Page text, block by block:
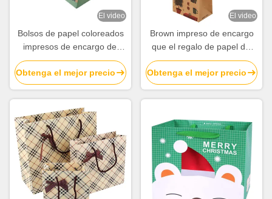
El video
Bolsos de papel coloreados
impresos de encargo del
almuerzo con la fábrica de
las manijas que corta con
tintas
Obtenga el mejor precio
El video
Brown impreso de encargo
que el regalo de papel del
vino de Kraft empaqueta con
algodón dirige a granel
Obtenga el mejor precio